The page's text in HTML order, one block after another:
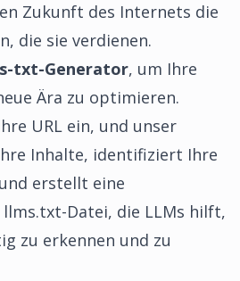
Zukunft des Internets die
die sie verdienen.
txt-Generator, um Ihre
Ära zu optimieren.
URL ein, und unser
Inhalte, identifiziert Ihre
erstellt eine
Datei, die LLMs hilft,
zu erkennen und zu